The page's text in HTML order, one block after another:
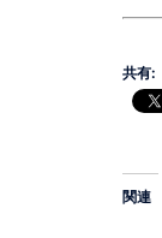
共有:
関連